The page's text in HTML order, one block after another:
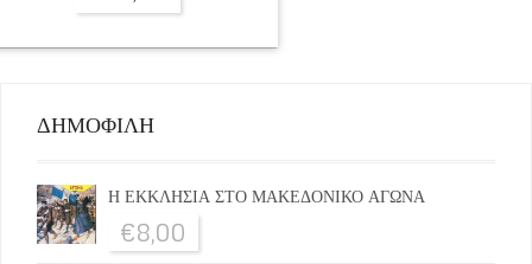
ΔΗΜΟΦΙΛΗ
Η ΕΚΚΛΗΣΙΑ ΣΤΟ ΜΑΚΕΔΟΝΙΚΟ ΑΓΩΝΑ
€8,00